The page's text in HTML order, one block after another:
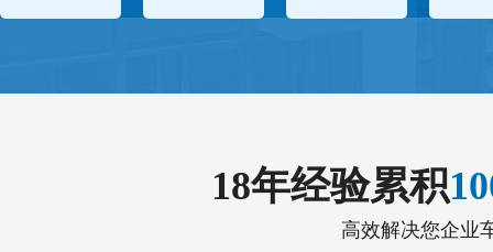
18年经验累积
高效解决您企业